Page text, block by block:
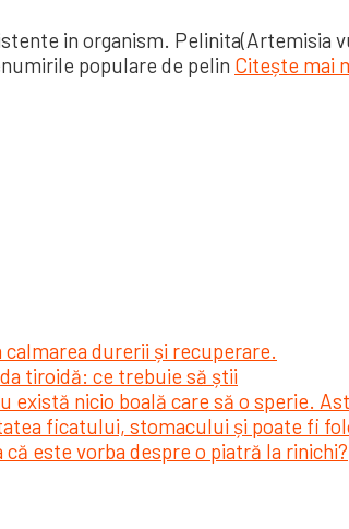
in organism. Pelinita(Artemisia
populare de pelin Citește mai
durerii și recuperare.
tiroidă: ce trebuie să știi
există nicio boală care să o sperie.
ficatului, stomacului și poate fi
este vorba despre o piatră la rinichi?